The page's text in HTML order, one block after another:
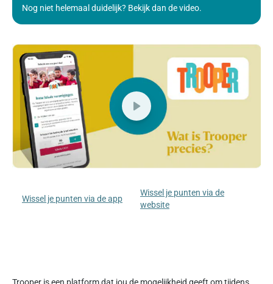
Nog niet helemaal duidelijk? Bekijk dan de video.
Wissel je punten via de app
Wissel je punten via de
website